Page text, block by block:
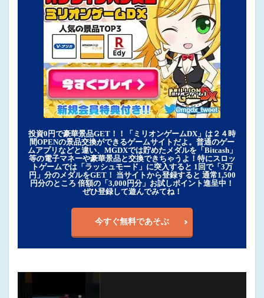
投資0円で豪華景品GET！！「ミリオンゲームDX」は２４時
間OPENの景品交換ができるゲームサイトだよ。普通のゲー
ムアプリなどと違い、MGDXでは貯めたメダルを「Bitcash」
等の電子マネーや豪華景品と交換できちゃうよ！特にスロッ
トゲームでは「ラッシュモード」に突入すると 1回で「3万
円」分のメダルをGET！ 当サイトから登録すると 通常1,500
円分のところ 倍額の「3,000円分」お試しポイント進呈中！
ぜひ登録して遊んでみてね！
今すぐ無料であそぶ